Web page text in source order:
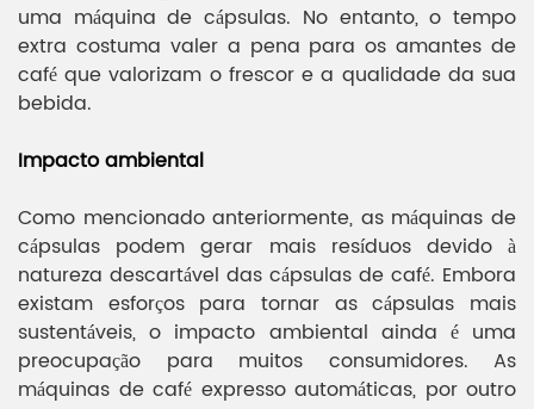
uma máquina de cápsulas. No entanto, o tempo
extra costuma valer a pena para os amantes de
café que valorizam o frescor e a qualidade da sua
bebida.
Impacto ambiental
Como mencionado anteriormente, as máquinas de
cápsulas podem gerar mais resíduos devido à
natureza descartável das cápsulas de café. Embora
existam esforços para tornar as cápsulas mais
sustentáveis, o impacto ambiental ainda é uma
preocupação para muitos consumidores. As
máquinas de café expresso automáticas, por outro